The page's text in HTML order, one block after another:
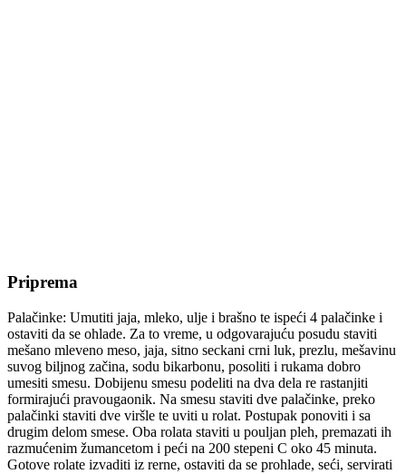
Priprema
Palačinke: Umutiti jaja, mleko, ulje i brašno te ispeći 4 palačinke i
ostaviti da se ohlade. Za to vreme, u odgovarajuću posudu staviti
mešano mleveno meso, jaja, sitno seckani crni luk, prezlu, mešavinu
suvog biljnog začina, sodu bikarbonu, posoliti i rukama dobro
umesiti smesu. Dobijenu smesu podeliti na dva dela re rastanjiti
formirajući pravougaonik. Na smesu staviti dve palačinke, preko
palačinki staviti dve viršle te uviti u rolat. Postupak ponoviti i sa
drugim delom smese. Oba rolata staviti u pouljan pleh, premazati ih
razmućenim žumancetom i peći na 200 stepeni C oko 45 minuta.
Gotove rolate izvaditi iz rerne, ostaviti da se prohlade, seći, servirati